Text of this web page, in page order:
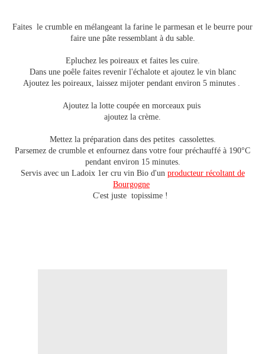
Faites le crumble en mélangeant la farine le parmesan et le beurre pour
faire une pâte ressemblant à du sable.
Epluchez les poireaux et faites les cuire.
Dans une poêle faites revenir l'échalote et ajoutez le vin blanc
Ajoutez les poireaux, laissez mijoter pendant environ 5 minutes .
Ajoutez la lotte coupée en morceaux puis
ajoutez la crème.
Mettez la préparation dans des petites cassolettes.
Parsemez de crumble et enfournez dans votre four préchauffé à 190°C
pendant environ 15 minutes.
Servis avec un Ladoix 1er cru vin Bio d'un producteur récoltant de
Bourgogne
C'est juste topissime !